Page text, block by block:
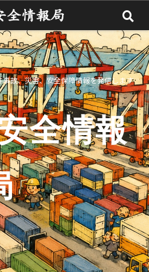
故、災害、安全保障情報を発信します
全情報